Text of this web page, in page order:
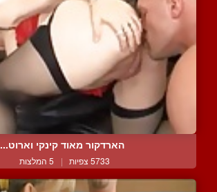
הארדקור מאוד קינקי וארוט...
5733 צפיות | 5 המלצות